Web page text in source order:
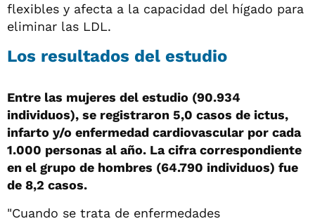
flexibles y afecta a la capacidad del hígado para
eliminar las LDL.
Los resultados del estudio
Entre las mujeres del estudio (90.934
individuos), se registraron 5,0 casos de ictus,
infarto y/o enfermedad cardiovascular por cada
1.000 personas al año. La cifra correspondiente
en el grupo de hombres (64.790 individuos) fue
de 8,2 casos.
"Cuando se trata de enfermedades